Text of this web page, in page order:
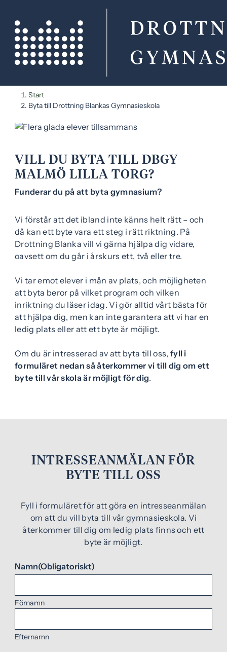
Start
Byta till Drottning Blankas Gymnasieskola
VILL DU BYTA TILL DBGY
MALMÖ LILLA TORG?
Funderar du på att byta gymnasium?
Vi förstår att det ibland inte känns helt rätt – och
då kan ett byte vara ett steg i rätt riktning. På
Drottning Blanka vill vi gärna hjälpa dig vidare,
oavsett om du går i årskurs ett, två eller tre.
Vi tar emot elever i mån av plats, och möjligheten
att byta beror på vilket program och vilken
inriktning du läser idag. Vi gör alltid vårt bästa för
att hjälpa dig, men kan inte garantera att vi har en
ledig plats eller att ett byte är möjligt.
Om du är intresserad av att byta till oss, fyll i
formuläret nedan så återkommer vi till dig om ett
byte till vår skola är möjligt för dig.
INTRESSEANMÄLAN FÖR
BYTE TILL OSS
Fyll i formuläret för att göra en intresseanmälan
om att du vill byta till vår gymnasieskola. Vi
återkommer till dig om ledig plats finns och ett
byte är möjligt.
Namn(Obligatoriskt)
Förnamn
Efternamn